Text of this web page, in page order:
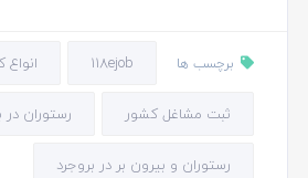
برچسب ها 118ejob
ثبت مشاغل کشور رستوران در
رستوران و بیرون بر در بروجرد